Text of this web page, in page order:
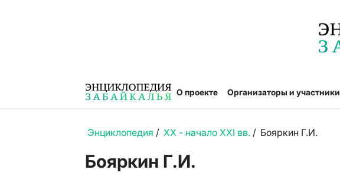
О проекте Организаторы и участники
Энциклопедия / XX - начало XXI вв. / Бояркин Г.И.
Бояркин Г.И.